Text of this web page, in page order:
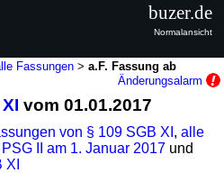
Fassungen >a.F. Fassung ab
Änderungsalarm
vom 01.01.2017
von § 109 SGB XI ,alle
II am 1. Januar 2017 und
buzer.de
Normalansicht